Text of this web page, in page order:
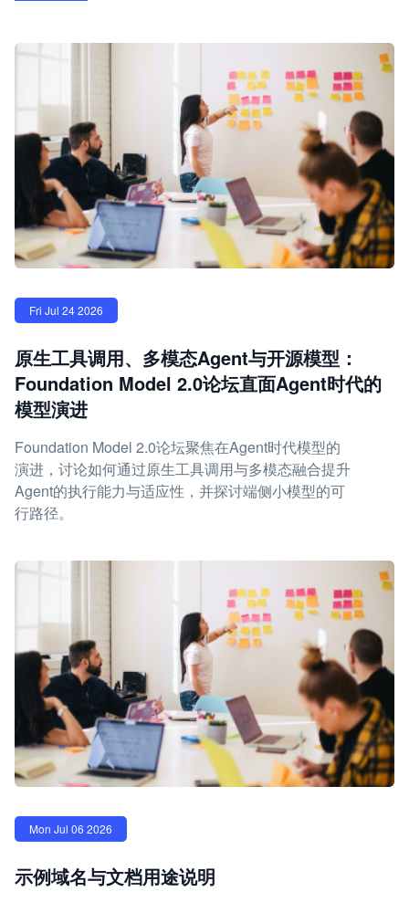
Fri Jul 24 2026
原生工具调用、多模态Agent与开源模型：
Foundation Model 2.0论坛直面Agent时代的
模型演进
Foundation Model 2.0论坛聚焦在Agent时代模型的
演进，讨论如何通过原生工具调用与多模态融合提升
Agent的执行能力与适应性，并探讨端侧小模型的可
行路径。
Mon Jul 06 2026
示例域名与文档用途说明